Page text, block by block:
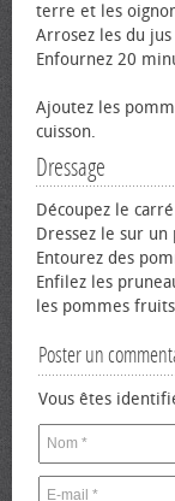
terre et les
Arrosez les du jus
Enfournez 20
Ajoutez les
cuisson.
Dressage
Découpez le
Dressez le sur un
Entourez des
Enfilez les
les pommes
Poster un
Vous êtes